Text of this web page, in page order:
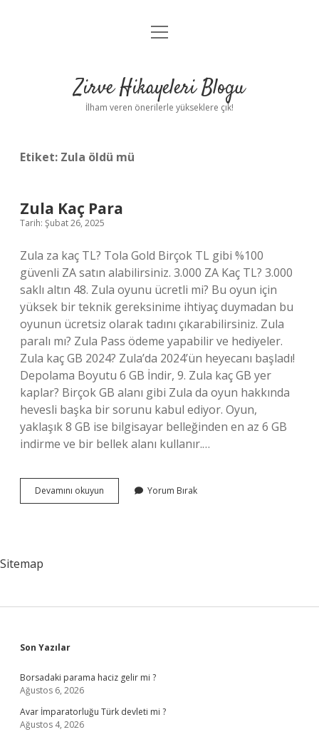
Anasayfa
Yasal Uyarı
menüyü
Zirve Hikayeleri Blogu
İlham veren önerilerle yükseklere çık!
Etiket: Zula öldü mü
Zula Kaç Para
Tarih: Şubat 26, 2025
Zula za kaç TL? Tola Gold Birçok TL gibi %100
güvenli ZA satın alabilirsiniz. 3.000 ZA Kaç TL? 3.000
saklı altın 48. Zula oyunu ücretli mi? Bu oyun için
yüksek bir teknik gereksinime ihtiyaç duymadan bu
oyunun ücretsiz olarak tadını çıkarabilirsiniz. Zula
paralı mı? Zula Pass ödeme yapabilir ve hediyeler.
Zula kaç GB 2024? Zula’da 2024’ün heyecanı başladı!
Depolama Boyutu 6 GB İndir, 9. Zula kaç GB yer
kaplar? Birçok GB alanı gibi Zula da oyun hakkında
hevesli başka bir sorunu kabul ediyor. Oyun,
yaklaşık 8 GB ise bilgisayar belleğinden en az 6 GB
indirme ve bir bellek alanı kullanır.…
Devamını okuyun
Kaç
Yorum Bırak
Sitemap
Sidebar
Son Yazılar
Borsadaki parama haciz gelir mi ?
Ağustos 6, 2026
Avar İmparatorluğu Türk devleti mi ?
Ağustos 4, 2026